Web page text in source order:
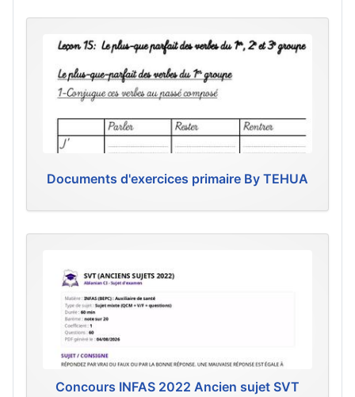
Documents d'exercices primaire By TEHUA
Concours INFAS 2022 Ancien sujet SVT